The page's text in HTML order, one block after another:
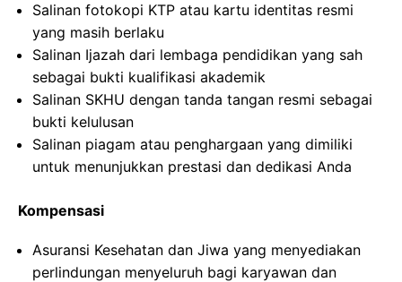
Salinan fotokopi KTP atau kartu identitas resmi
yang masih berlaku
Salinan Ijazah dari lembaga pendidikan yang sah
sebagai bukti kualifikasi akademik
Salinan SKHU dengan tanda tangan resmi sebagai
bukti kelulusan
Salinan piagam atau penghargaan yang dimiliki
untuk menunjukkan prestasi dan dedikasi Anda
Kompensasi
Asuransi Kesehatan dan Jiwa yang menyediakan
perlindungan menyeluruh bagi karyawan dan